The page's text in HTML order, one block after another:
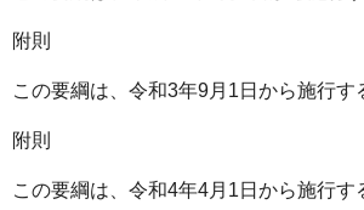
附則
この要綱は、令和3年9月1日から施行す
附則
この要綱は、令和4年4月1日から施行す